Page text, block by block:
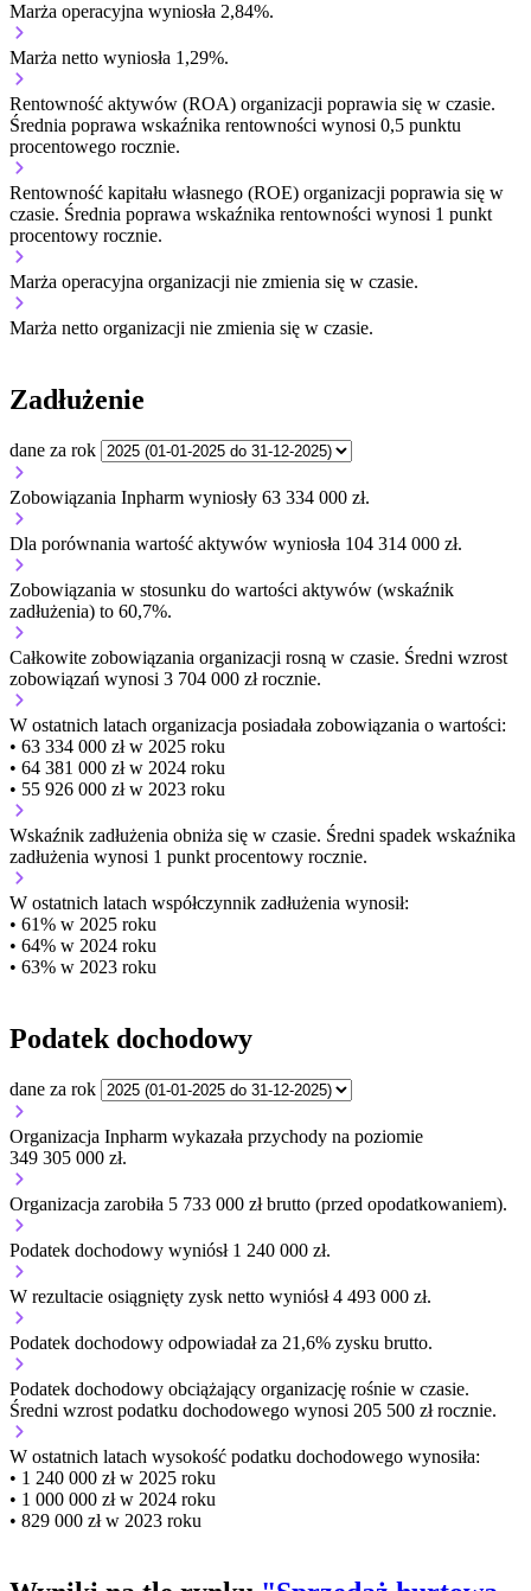
Marża operacyjna wyniosła 2,84%.
Marża netto wyniosła 1,29%.
Rentowność aktywów (ROA) organizacji poprawia się w czasie.
Średnia poprawa wskaźnika rentowności wynosi 0,5 punktu
procentowego rocznie.
Rentowność kapitału własnego (ROE) organizacji poprawia się w
czasie. Średnia poprawa wskaźnika rentowności wynosi 1 punkt
procentowy rocznie.
Marża operacyjna organizacji nie zmienia się w czasie.
Marża netto organizacji nie zmienia się w czasie.
Zadłużenie
dane za rok
Zobowiązania Inpharm wyniosły 63 334 000 zł.
Dla porównania wartość aktywów wyniosła 104 314 000 zł.
Zobowiązania w stosunku do wartości aktywów (wskaźnik
zadłużenia) to 60,7%.
Całkowite zobowiązania organizacji rosną w czasie. Średni wzrost
zobowiązań wynosi 3 704 000 zł rocznie.
W ostatnich latach organizacja posiadała zobowiązania o wartości:
• 63 334 000 zł w 2025 roku
• 64 381 000 zł w 2024 roku
• 55 926 000 zł w 2023 roku
Wskaźnik zadłużenia obniża się w czasie. Średni spadek wskaźnika
zadłużenia wynosi 1 punkt procentowy rocznie.
W ostatnich latach współczynnik zadłużenia wynosił:
• 61% w 2025 roku
• 64% w 2024 roku
• 63% w 2023 roku
Podatek dochodowy
dane za rok
Organizacja Inpharm wykazała przychody na poziomie
349 305 000 zł.
Organizacja zarobiła 5 733 000 zł brutto (przed opodatkowaniem).
Podatek dochodowy wyniósł 1 240 000 zł.
W rezultacie osiągnięty zysk netto wyniósł 4 493 000 zł.
Podatek dochodowy odpowiadał za 21,6% zysku brutto.
Podatek dochodowy obciążający organizację rośnie w czasie.
Średni wzrost podatku dochodowego wynosi 205 500 zł rocznie.
W ostatnich latach wysokość podatku dochodowego wynosiła:
• 1 240 000 zł w 2025 roku
• 1 000 000 zł w 2024 roku
• 829 000 zł w 2023 roku